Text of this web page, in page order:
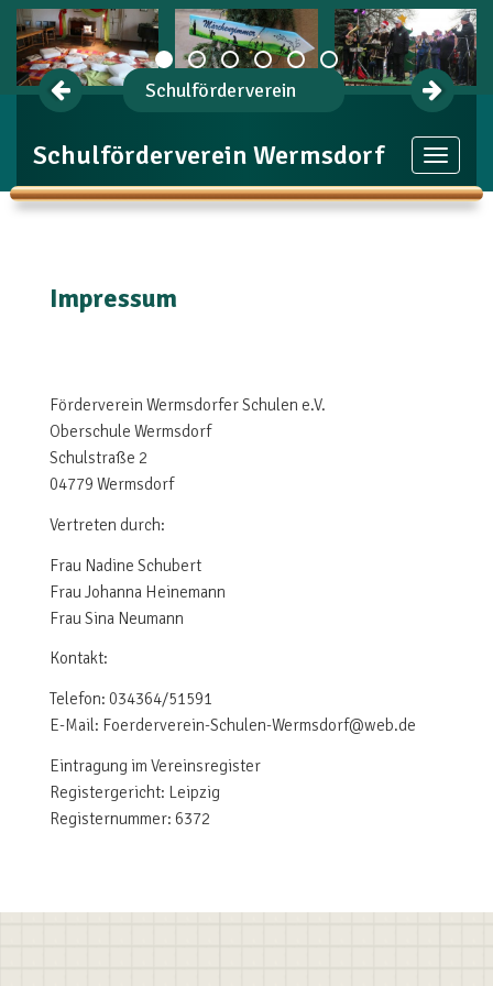
Toggle
Schulförderverein Wermsdorf
Schulförderverein
Impressum
Förderverein Wermsdorfer Schulen e.V.
Oberschule Wermsdorf
Schulstraße 2
04779 Wermsdorf
Vertreten durch:
Frau Nadine Schubert
Frau Johanna Heinemann
Frau Sina Neumann
Kontakt:
Telefon: 034364/51591
E-Mail: Foerderverein-Schulen-Wermsdorf@web.de
Eintragung im Vereinsregister
Registergericht: Leipzig
Registernummer: 6372